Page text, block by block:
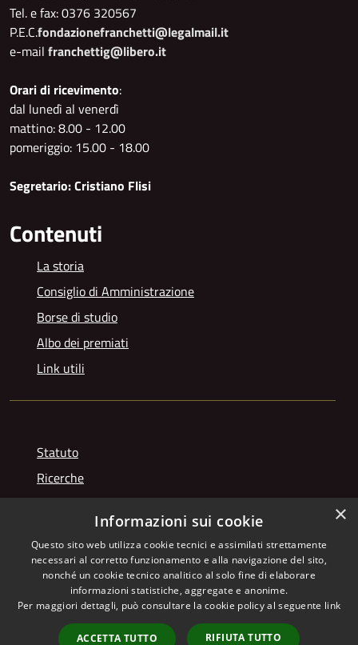
Tel. e fax: 0376 320567
P.E.C.fondazionefranchetti@legalmail.it
e-mail franchettig@libero.it
Orari di ricevimento:
dal lunedì al venerdì
mattino: 8.00 - 12.00
pomeriggio: 15.00 - 18.00
Segretario: Cristiano Flisi
Contenuti
La storia
Consiglio di Amministrazione
Borse di studio
Albo dei premiati
Link utili
Statuto
Ricerche
Videogallery
Photogallery
RSS
Accessibilità
Copyright © 2026 • Istituto
Giuseppe Franchetti • Powered
byMunicipium Accesso
×
Informazioni sui cookie
Questo sito web utilizza cookie tecnici e assimilati strettamente
necessari al corretto funzionamento e alla navigazione del sito,
nonché un cookie tecnico analitico al solo fine di elaborare
informazioni statistiche, aggregate e anonime.
Per maggiori dettagli, può consultare la cookie policy al seguente link
ACCETTA TUTTO RIFIUTA TUTTO